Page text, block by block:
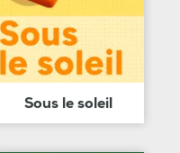
Sous le soleil